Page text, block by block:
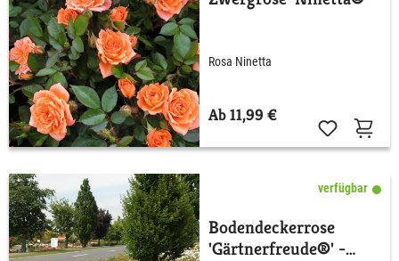
Rosa Ninetta
Ab 11,99 €
verfügbar
Bodendeckerrose
'Gärtnerfreude®' -